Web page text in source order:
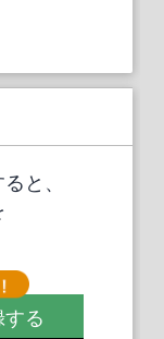
と、
る